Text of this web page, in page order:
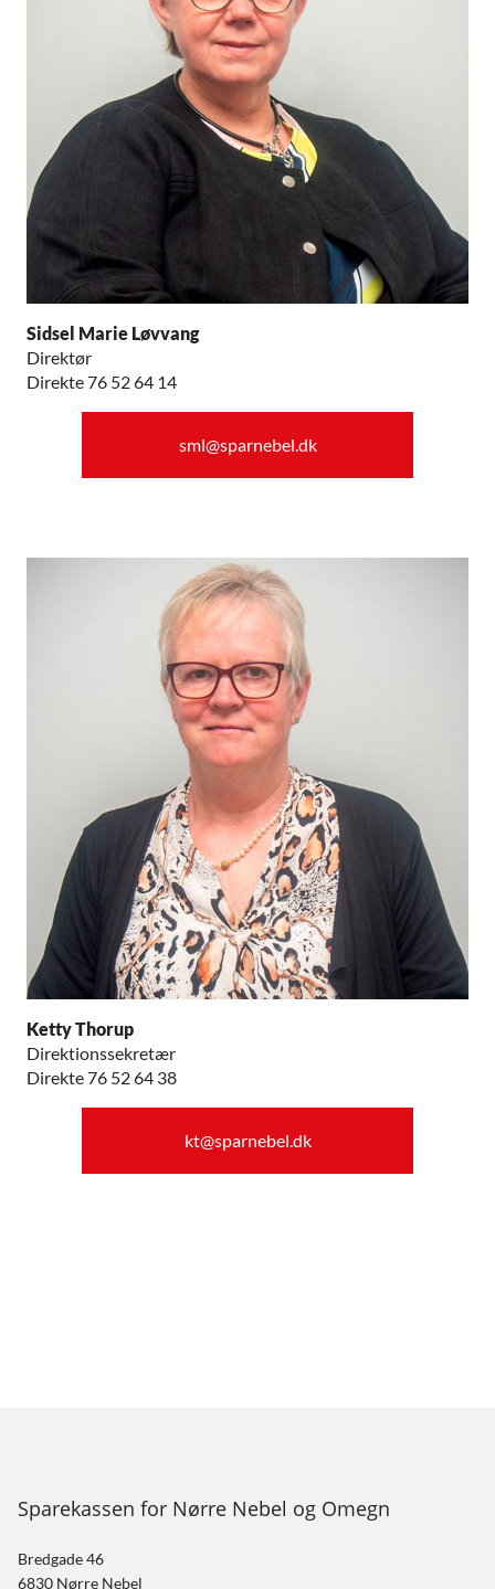
Sidsel Marie Løvvang
Direktør
Direkte 76 52 64 14
sml@sparnebel.dk
Ketty Thorup
Direktionssekretær
Direkte 76 52 64 38
kt@sparnebel.dk
Sparekassen for Nørre Nebel og Omegn
Bredgade 46
6830 Nørre Nebel